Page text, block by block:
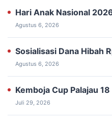
Hari Anak Nasional
Agustus 6, 2026
Sosialisasi Dana Hibah
Agustus 6, 2026
‎Kemboja Cup Palajau
Juli 29, 2026